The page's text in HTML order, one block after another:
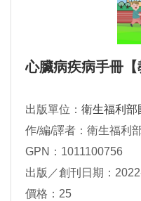
心臟病疾病手冊【
出版單位： 衛生福利部
作/編/譯者：衛生福利
GPN：1011100756
出版／創刊日期：
價格：25